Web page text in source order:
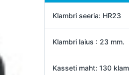
Klambri seeria: HR23
Klambri laius : 23 mm.
Kasseti maht: 130